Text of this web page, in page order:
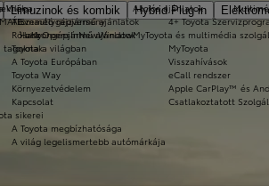
Limuzinok és kombik Hybrid Plug-in
Személygépjármű ajánlatok
Haszongépjármű ajánlatok
tagoknak
a11yOpensInNewWindow
Akciós ajánlatok
4+ Toyota
MyToyota és multimédia
MyToyota
Visszahívások
eCall rendszer
Apple CarPlay™ és
Csatlakoztatott
Világa
Álomautó rajzverseny
Rólunk
Toyota a világban
A Toyota Európában
Toyota Way
Környezetvédelem
Kapcsolat
sikerei
A Toyota megbízhatósága
A világ legelismertebb autómárkája